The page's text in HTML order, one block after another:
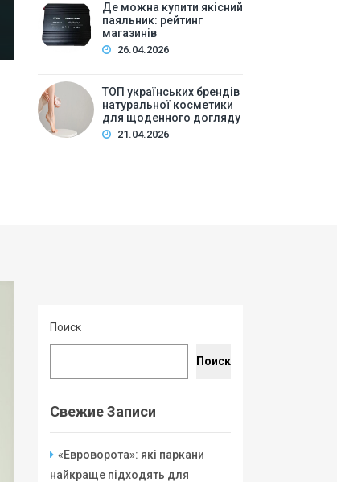
Де можна купити якісний
паяльник: рейтинг
магазинів
26.04.2026
ТОП українських брендів
натуральної косметики
для щоденного догляду
21.04.2026
Поиск
Поиск
Свежие Записи
«Евроворота»: які паркани
найкраще підходять для